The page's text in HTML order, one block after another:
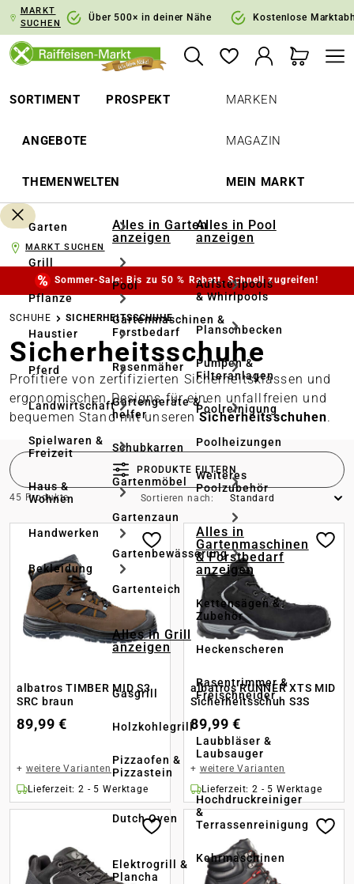
Zur Hauptnavigation springen
MARKT
SUCHEN
Über 500× in deiner Nähe Kostenlose
SORTIMENT PROSPEKT
ANGEBOTE
THEMENWELTEN
MARKEN
MAGAZIN
MEIN MARKT
Garten
Grill
Pflanze
Haustier
Pferd
Landwirtschaft
Spielwaren &
Freizeit
Haus &
Wohnen
Handwerken
Bekleidung
Alles in Garten
anzeigen
Pool
Gartenmaschinen &
Forstbedarf
Rasenmäher
Gartengeräte & -
helfer
Schubkarren
Gartenmöbel
Gartenzaun
Gartenbewässerung
Gartenteich
Alles in Grill
anzeigen
Gasgrill
Holzkohlegrill
Pizzaofen &
Pizzastein
Dutch Oven
Elektrogrill &
Plancha
Alles in Pool
anzeigen
Aufstellpools
& Whirlpools
Planschbecken
Pumpen &
Filteranlagen
Poolreinigung
Poolheizungen
Weiteres
Poolzubehör
Alles in
Gartenmaschinen
& Forstbedarf
anzeigen
Kettensägen &
Zubehör
Heckenscheren
Rasentrimmer &
Freischneider
Laubbläser &
Laubsauger
Hochdruckreiniger
&
Terrassenreinigung
Kehrmaschinen
MARKT SUCHEN
Sommer-Sale: Bis zu 50 % Rabatt. Schnell zugreifen!
SCHUHE SICHERHEITSSCHUHE
Sicherheitsschuhe
Profitiere von zertifizierten Sicherheitsklassen und
ergonomischen Designs für einen unfallfreien und
bequemen Stand mit unserenSicherheitsschuhen.
PRODUKTE FILTERN
45 Produkte Sortieren nach:
albatros TIMBER MID S3
SRC braun
89,99 €
+ weitere Varianten
Lieferzeit: 2 - 5 Werktage
albatros RUNNER XTS MID
Sicherheitsschuh S3S
89,99 €
+ weitere Varianten
Lieferzeit: 2 - 5 Werktage